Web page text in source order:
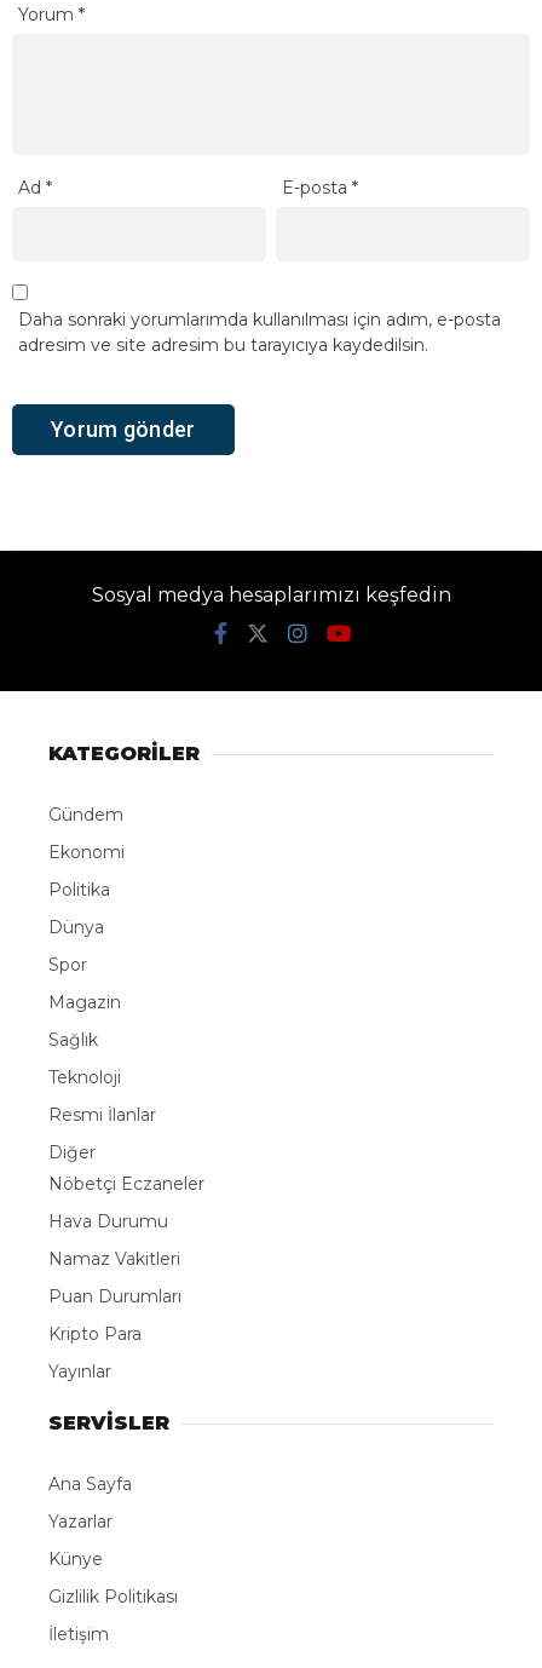
Yorum *
Ad * E-posta*
Daha sonraki yorumlarımda kullanılması için adım, e-posta
adresim ve site adresim bu tarayıcıya kaydedilsin.
Sosyal medya hesaplarımızı keşfedin
KATEGORİLER
Gündem
Ekonomi
Politika
Dünya
Spor
Magazin
Sağlık
Teknoloji
Resmi İlanlar
Diğer
Nöbetçi Eczaneler
Hava Durumu
Namaz Vakitleri
Puan Durumları
Kripto Para
Yayınlar
SERVİSLER
Ana Sayfa
Yazarlar
Künye
Gizlilik Politikası
İletişim